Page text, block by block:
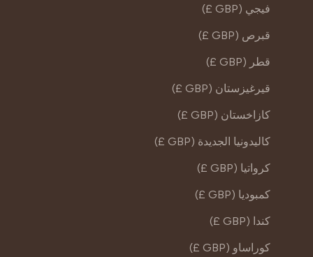
فيجي (GBP £)
قبرص (GBP £)
قطر (GBP £)
قيرغيزستان (GBP £)
كازاخستان (GBP £)
كاليدونيا الجديدة (GBP £)
كرواتيا (GBP £)
كمبوديا (GBP £)
كندا (GBP £)
كوراساو (GBP £)